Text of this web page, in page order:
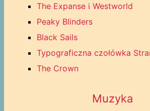
The Expanse i Westworld
Peaky Blinders
Black Sails
Typograficzna czołówka
The Crown
Muzyka